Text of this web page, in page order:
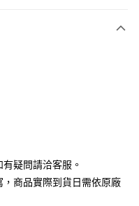
後會自動跳轉到大哥付的交易
繳款截止日，確認付款後即完
續交易確認頁面所載為準。
審核未通過，訂單將自動取
疑問請洽客服。
商品實際到貨日需依原廠